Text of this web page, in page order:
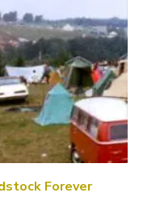
Forever